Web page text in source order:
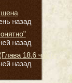
назад
назад
18.6 часть
назад